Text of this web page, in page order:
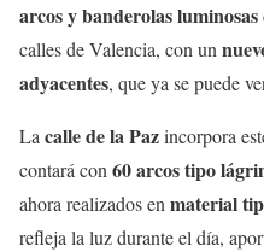
arcos y banderolas luminosas
calles de Valencia, con un
adyacentes, que ya se puede
Lacalle de la Pazincorpora
contará con60 arcos tipo
ahora realizados enmaterial
refleja la luz durante el día,